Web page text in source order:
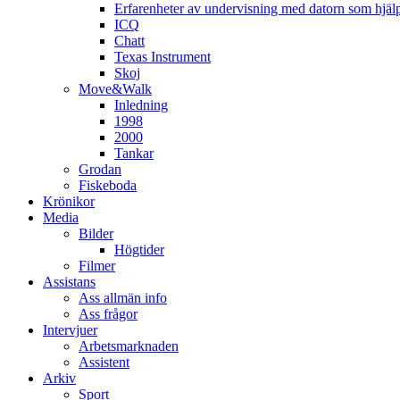
Erfarenheter av undervisning med datorn som
ICQ
Chatt
Texas Instrument
Skoj
Move&Walk
Inledning
1998
2000
Tankar
Grodan
Fiskeboda
Krönikor
Media
Bilder
Högtider
Filmer
Assistans
Ass allmän info
Ass frågor
Intervjuer
Arbetsmarknaden
Assistent
Arkiv
Sport